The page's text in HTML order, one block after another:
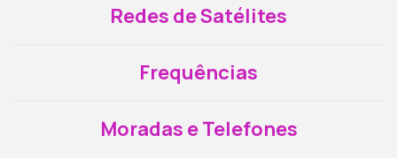
Redes de Satélites
Frequências
Moradas e Telefones